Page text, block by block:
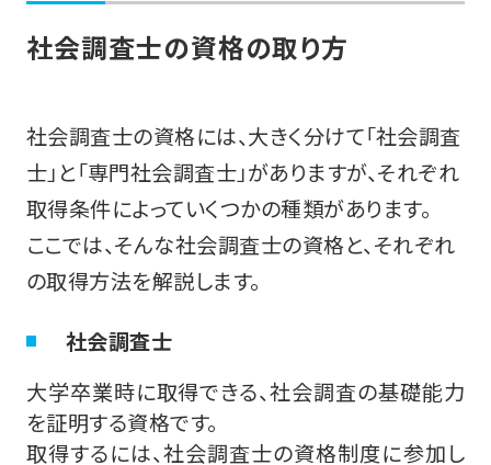
社会調査士の資格の取り方
社会調査士の資格には、大きく分けて「社会調査
士」と「専門社会調査士」がありますが、それぞれ
取得条件によっていくつかの種類があります。
ここでは、そんな社会調査士の資格と、それぞれ
の取得方法を解説します。
社会調査士
大学卒業時に取得できる、社会調査の基礎能力
を証明する資格です。
取得するには、社会調査士の資格制度に参加し